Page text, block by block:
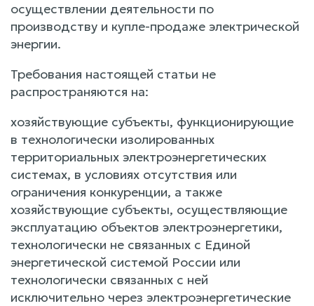
осуществлении деятельности по
производству и купле-продаже электрической
энергии.
Требования настоящей статьи не
распространяются на:
хозяйствующие субъекты, функционирующие
в технологически изолированных
территориальных электроэнергетических
системах, в условиях отсутствия или
ограничения конкуренции, а также
хозяйствующие субъекты, осуществляющие
эксплуатацию объектов электроэнергетики,
технологически не связанных с Единой
энергетической системой России или
технологически связанных с ней
исключительно через электроэнергетические